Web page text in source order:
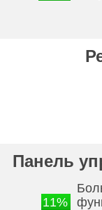
Панель
11%